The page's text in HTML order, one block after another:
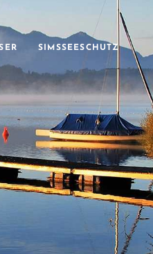
SIMSSEESCHUTZ